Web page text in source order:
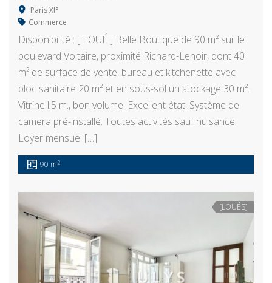
Paris XI°
Commerce
Disponibilité : [ LOUÉ ] Belle Boutique de 90 m² sur le
boulevard Voltaire, proximité Richard-Lenoir, dont 40
m² de surface de vente, bureau et kitchenette avec
bloc sanitaire 20 m² et en sous-sol un stockage 30 m².
Vitrine l.5 m., bon volume. Excellent état. Système de
camera pré-installé. Toutes activités sauf nuisance.
Loyer mensuel […]
90 m2
[LOUÉS]